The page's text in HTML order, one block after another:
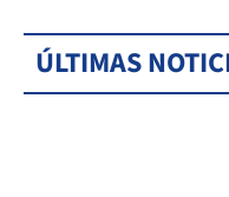
ÚLTIMAS